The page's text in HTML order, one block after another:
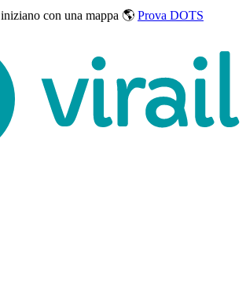
iniziano con una mappa 🌎 Prova DOTS